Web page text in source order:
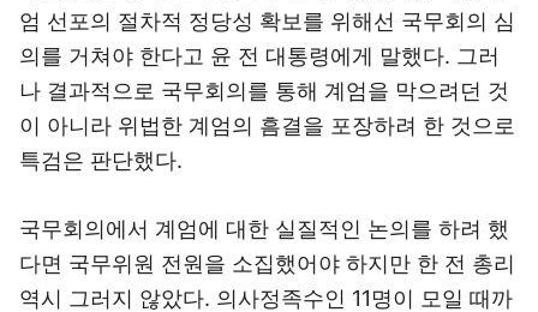
엄 선포의 절차적 정당성 확보를 위해선 국무회의 심
의를 거쳐야 한다고 윤 전 대통령에게 말했다. 그러
나 결과적으로 국무회의를 통해 계엄을 막으려던 것
이 아니라 위법한 계엄의 흠결을 포장하려 한 것으로
특검은 판단했다.
국무회의에서 계엄에 대한 실질적인 논의를 하려 했
다면 국무위원 전원을 소집했어야 하지만 한 전 총리
역시 그러지 않았다. 의사정족수인 11명이 모일 때까